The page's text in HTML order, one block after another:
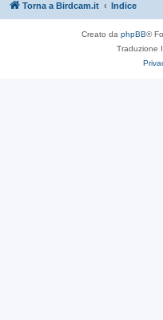
Torna a Birdcam.it Indice
Creato da phpBB®
Traduzione